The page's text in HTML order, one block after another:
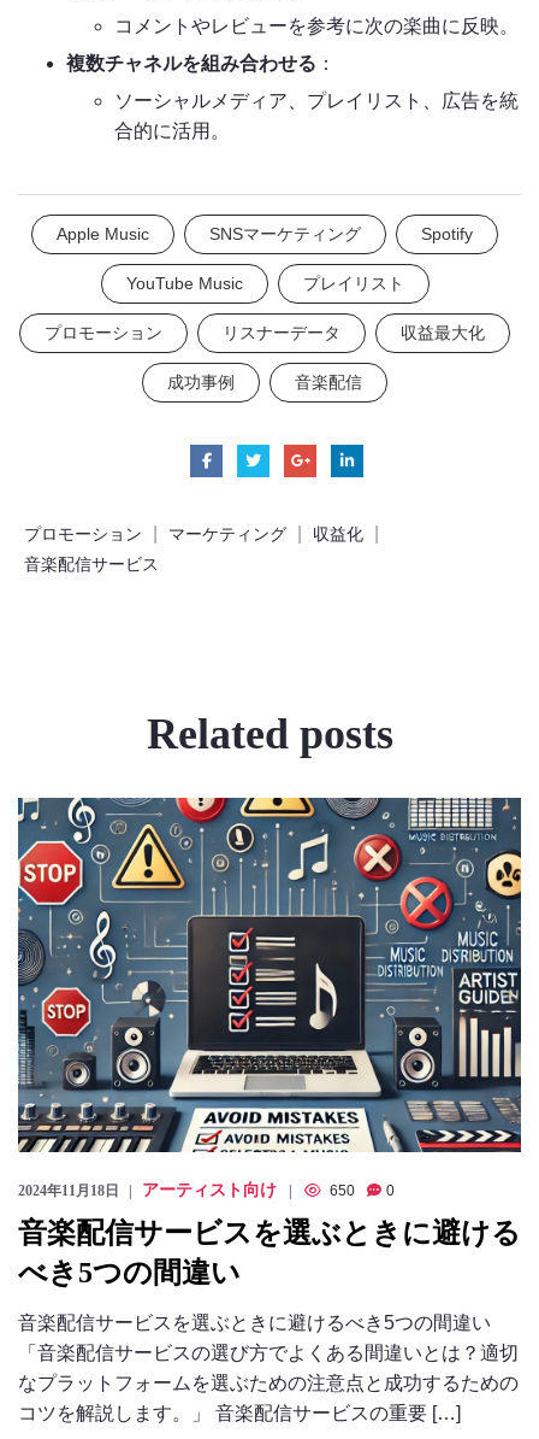
コメントやレビューを参考に次の楽曲に反映。
複数チャネルを組み合わせる ：
ソーシャルメディア、プレイリスト、広告を統
合的に活用。
Apple Music SNSマーケティング Spotify
YouTube Music プレイリスト
プロモーション リスナーデータ 収益最大化
成功事例 音楽配信
プロモーション マーケティング 収益化
音楽配信サービス
Related posts
2024年11月18日 アーティスト向け 650 0
音楽配信サービスを選ぶときに避ける
べき5つの間違い
音楽配信サービスを選ぶときに避けるべき5つの間違い
「音楽配信サービスの選び方でよくある間違いとは？適切
なプラットフォームを選ぶための注意点と成功するための
コツを解説します。」 音楽配信サービスの重要 […]